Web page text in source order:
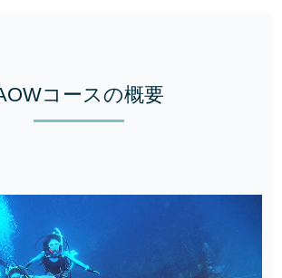
コースの概要